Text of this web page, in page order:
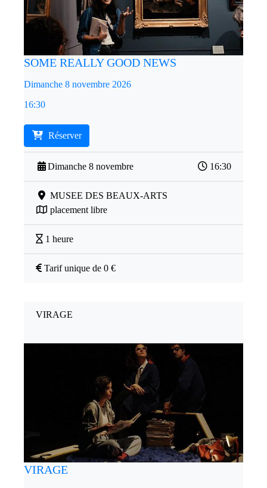
SOME REALLY GOOD NEWS
Dimanche 8 novembre 2026
16:30
Réserver
Dimanche 8 novembre 16:30
MUSEE DES BEAUX-ARTS
placement libre
1 heure
Tarif unique de 0 €
VIRAGE
VIRAGE